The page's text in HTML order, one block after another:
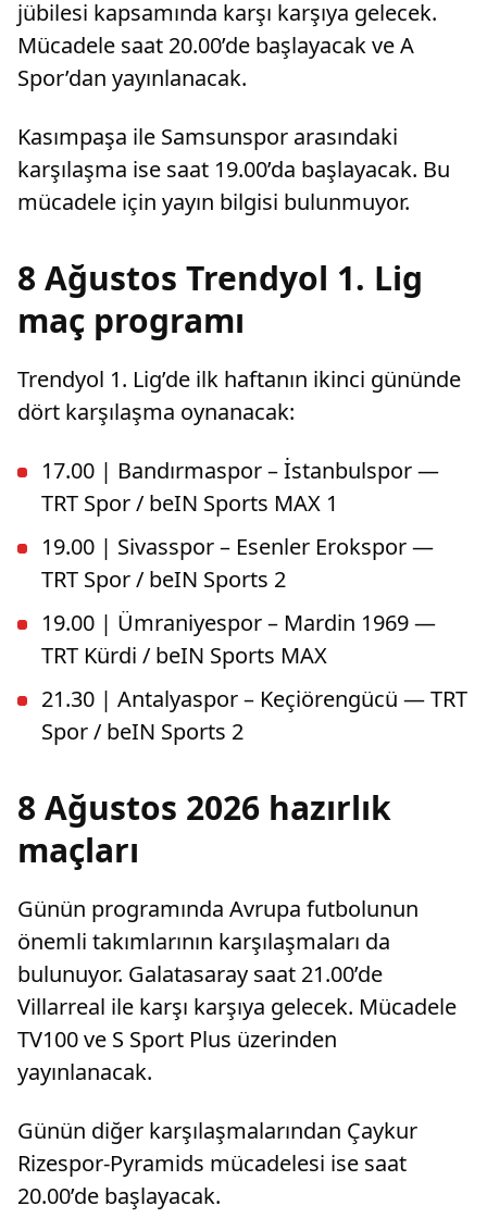
jübilesi kapsamında karşı karşıya gelecek.
Mücadele saat 20.00’de başlayacak ve A
Spor’dan yayınlanacak.
Kasımpaşa ile Samsunspor arasındaki
karşılaşma ise saat 19.00’da başlayacak. Bu
mücadele için yayın bilgisi bulunmuyor.
8 Ağustos Trendyol 1. Lig
maç programı
Trendyol 1. Lig’de ilk haftanın ikinci gününde
dört karşılaşma oynanacak:
17.00 | Bandırmaspor – İstanbulspor —
TRT Spor / beIN Sports MAX 1
19.00 | Sivasspor – Esenler Erokspor —
TRT Spor / beIN Sports 2
19.00 | Ümraniyespor – Mardin 1969 —
TRT Kürdi / beIN Sports MAX
21.30 | Antalyaspor – Keçiörengücü — TRT
Spor / beIN Sports 2
8 Ağustos 2026 hazırlık
maçları
Günün programında Avrupa futbolunun
önemli takımlarının karşılaşmaları da
bulunuyor. Galatasaray saat 21.00’de
Villarreal ile karşı karşıya gelecek. Mücadele
TV100 ve S Sport Plus üzerinden
yayınlanacak.
Günün diğer karşılaşmalarından Çaykur
Rizespor-Pyramids mücadelesi ise saat
20.00’de başlayacak.